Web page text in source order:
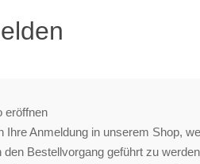
eröffnen
Ihre Anmeldung in unserem Shop,
den Bestellvorgang geführt zu